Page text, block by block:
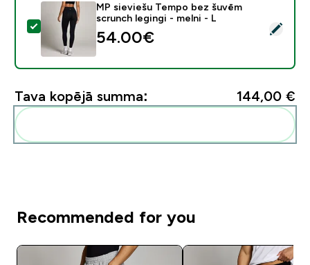
Atlasīt šo produktu - MP sieviešu Tempo bez šuvēm
MP sieviešu Tempo bez šuvēm
scrunch legingi - melni - L
54.00€‎
Tava kopējā summa: 144,00 €‎
Recommended for you